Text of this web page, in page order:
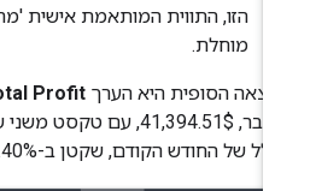
הזו, התווית המותאמת אישית
מוחלת.
הסופית היא הערךTotal Profit
דצמבר, 41,394.51$, עם טקסט
של החודש הקודם, שקטן ב-40%.